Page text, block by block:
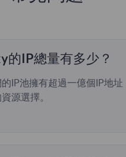
的IP總量有多少？
的IP池擁有超過一億個IP地址
源選擇。